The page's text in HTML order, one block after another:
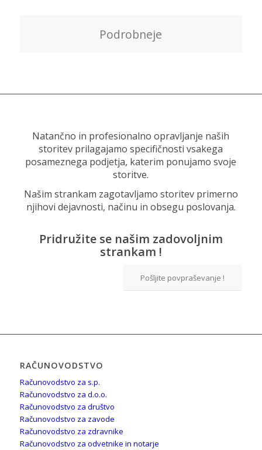
Podrobneje
Natančno in profesionalno opravljanje naših
storitev prilagajamo specifičnosti vsakega
posameznega podjetja, katerim ponujamo svoje
storitve.
Našim strankam zagotavljamo storitev primerno
njihovi dejavnosti, načinu in obsegu poslovanja.
Pridružite se našim zadovoljnim
strankam !
Pošljite povpraševanje !
RAČUNOVODSTVO
Računovodstvo za s.p.
Računovodstvo za d.o.o.
Računovodstvo za društvo
Računovodstvo za zavode
Računovodstvo za zdravnike
Računovodstvo za odvetnike in notarje